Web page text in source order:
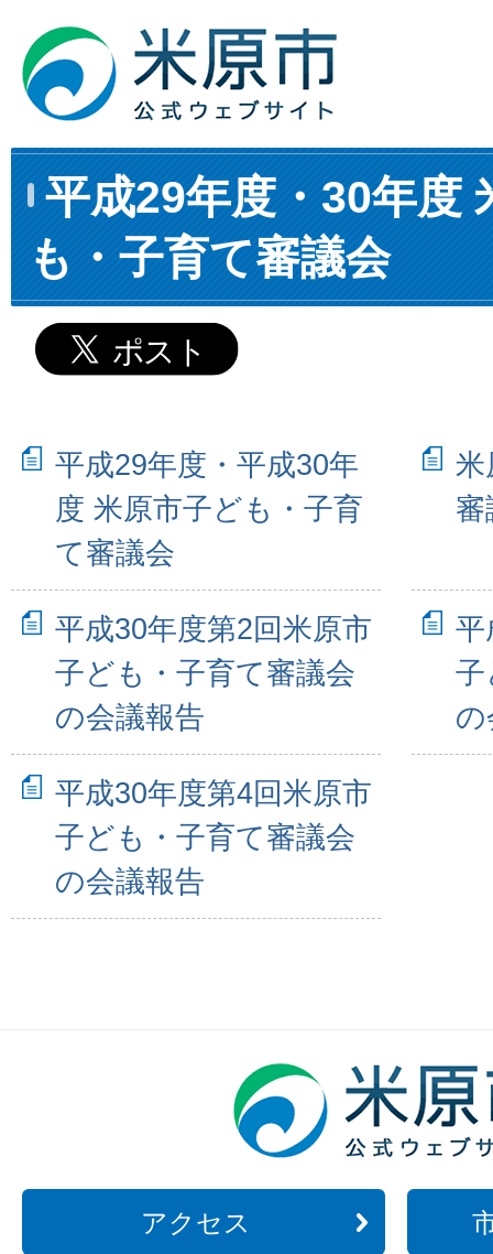
平成29年度・30年度
も・子育て審議会
平成29年度・平成30年
度 米原市子ども・子育
て審議会
米
審
平成30年度第2回米原市
子ども・子育て審議会
の会議報告
平
子
の
平成30年度第4回米原市
子ども・子育て審議会
の会議報告
アクセス